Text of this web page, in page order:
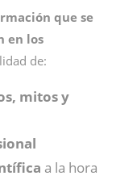
que se
en los
de:
mitos y
a la hora